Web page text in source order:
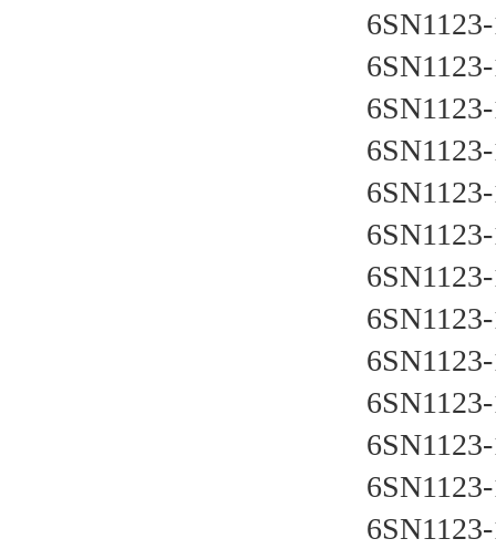
6SN1123-
6SN1123-
6SN1123-
6SN1123-
6SN1123-
6SN1123-